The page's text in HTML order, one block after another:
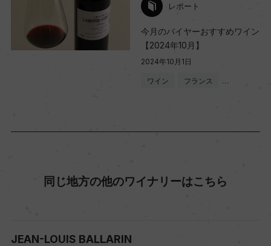
レポート
今月のバイヤーおすすめワイン
【2024年10月】
2024年10月1日
ワイン フランス …
同じ地方の他のワイナリーはこちら
JEAN-LOUIS BALLARIN